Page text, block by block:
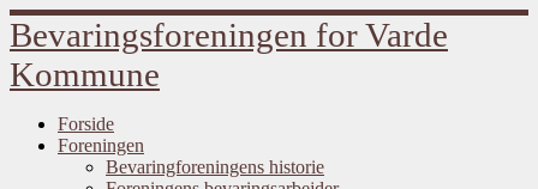
Fortsæt
til
indhold
Bevaringsforeningen for Varde
Kommune
Forside
Foreningen
Bevaringforeningens historie